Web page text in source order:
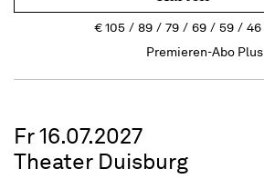
€105 89 79 69 59 46
Premieren-Abo Plus
Fr 16.07.2027
Theater Duisburg